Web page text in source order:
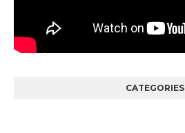
CATEGORIES